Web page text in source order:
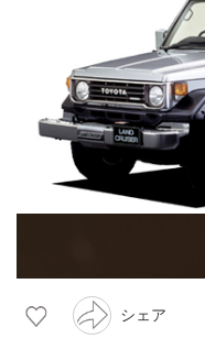
シェア